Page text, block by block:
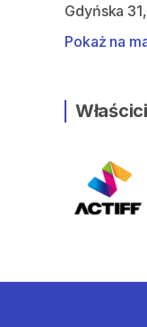
Gdyńska
Pokaż na